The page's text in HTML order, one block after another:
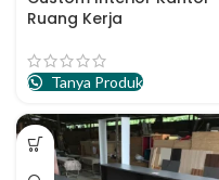
Ruang Kerja
Tanya Produk